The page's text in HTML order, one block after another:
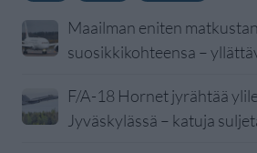
Maailman eniten
suosikkikohteensa –
F/A-18 Hornet jyrähtää
Jyväskylässä – katuja